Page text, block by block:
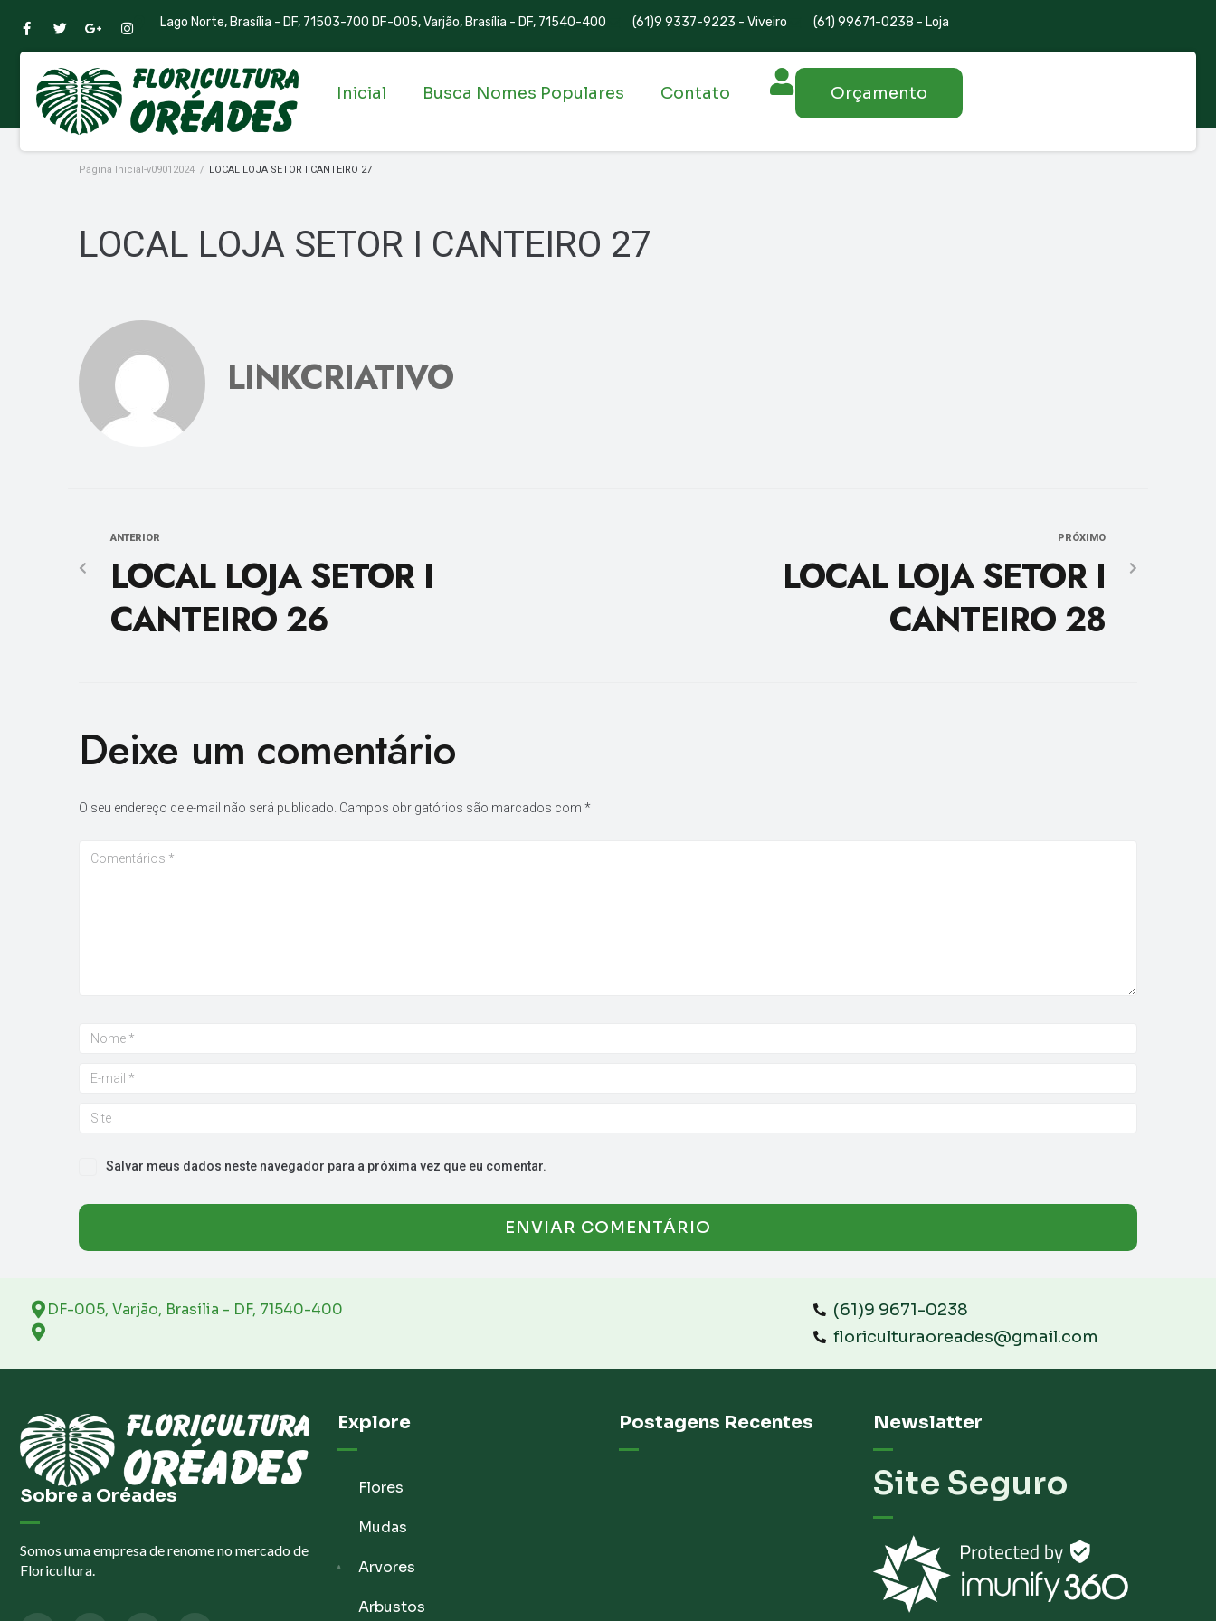
Lago Norte, Brasília - DF, 71503-700 DF-005, Varjão, Brasília - DF, 71540-400 (61)9 9337-9223 - Viveiro (61) 99671-0238 - Loja
Inicial Busca Nomes Populares Contato Orçamento
Página Inicial-v09012024 / LOCAL LOJA SETOR I CANTEIRO 27
LOCAL LOJA SETOR I CANTEIRO 27
LINKCRIATIVO
ANTERIOR
LOCAL LOJA SETOR I
CANTEIRO 26
PRÓXIMO
LOCAL LOJA SETOR I
CANTEIRO 28
Deixe um comentário
O seu endereço de e-mail não será publicado. Campos obrigatórios são marcados com *
Salvar meus dados neste navegador para a próxima vez que eu comentar.
DF-005, Varjão, Brasília - DF, 71540-400
(61)9 9671-0238
floriculturaoreades@gmail.com
Sobre a Oréades
Somos uma empresa de renome no mercado de
Floricultura.
Explore
Flores
Mudas
Arvores
Arbustos
Postagens Recentes Newslatter
Site Seguro